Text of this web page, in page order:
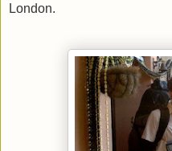
London.